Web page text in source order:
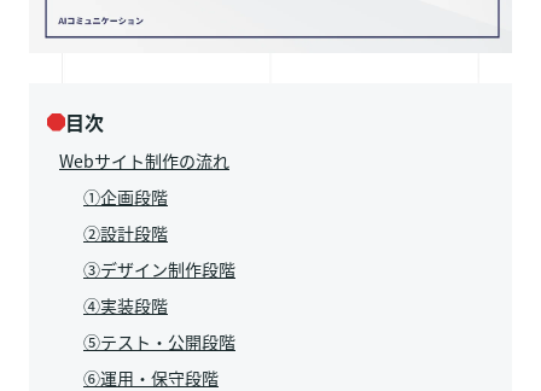
目次
Webサイト制作の流れ
①企画段階
②設計段階
③デザイン制作段階
④実装段階
⑤テスト・公開段階
⑥運用・保守段階